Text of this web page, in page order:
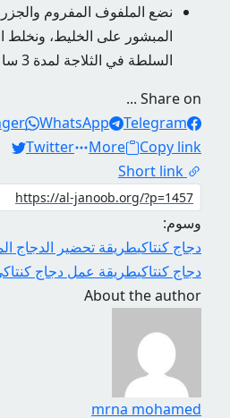
نضع الملفوف المفروم
المبشور على الخليط، ونخلط
السلطة في الثلاجة لمدة 3 ساعات، ثم تقدم باردة.
Share on ...
WhatsApp
Telegram
Twitter
More
Copy link
Short link
وسوم:
دجاج كنتاكيطريقة تحضير الدجاج
دجاج كنتاكيطريقة عمل دجاج
About the author
mrna mohamed